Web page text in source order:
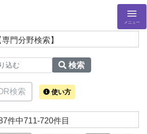
メニュー
専門分野検索】
検索
検索 使い方
件中711-720件目